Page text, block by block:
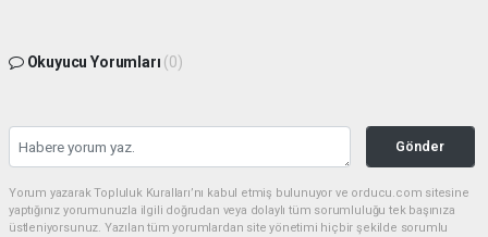
Okuyucu Yorumları (0)
Gönder
Yorum yazarak Topluluk Kuralları’nı kabul etmiş bulunuyor ve orducu.com sitesine
yaptığınız yorumunuzla ilgili doğrudan veya dolaylı tüm sorumluluğu tek başınıza
üstleniyorsunuz. Yazılan tüm yorumlardan site yönetimi hiçbir şekilde sorumlu